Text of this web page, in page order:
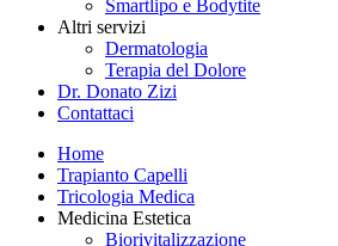
Smartlipo e Bodytite
Altri servizi
Dermatologia
Terapia del Dolore
Dr. Donato Zizi
Contattaci
Home
Trapianto Capelli
Tricologia Medica
Medicina Estetica
Biorivitalizzazione